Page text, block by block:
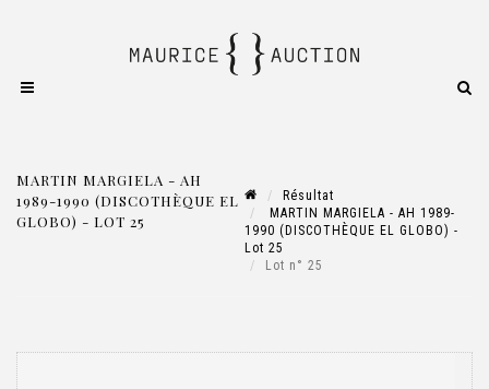
MARTIN MARGIELA - AH
1989-1990 (DISCOTHÈQUE EL
GLOBO) - LOT 25
Résultat
MARTIN MARGIELA - AH 1989-
1990 (DISCOTHÈQUE EL GLOBO) -
Lot 25
Lot n° 25